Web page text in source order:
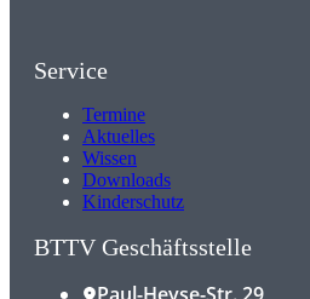
Service
Termine
Aktuelles
Wissen
Downloads
Kinderschutz
BTTV Geschäftsstelle
Paul-Heyse-Str. 29